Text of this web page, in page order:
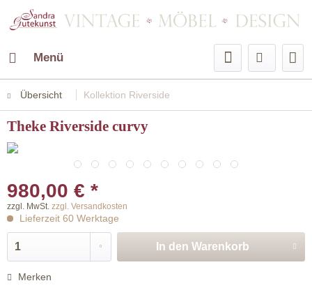
Menü
Übersicht Kollektion Riverside
Theke Riverside curvy
980,00 € *
zzgl. MwSt. zzgl. Versandkosten
Lieferzeit 60 Werktage
In den Warenkorb
Merken